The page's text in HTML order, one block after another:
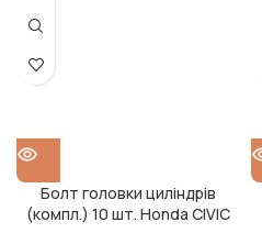
Болт головки циліндрів
(компл.) 10 шт. Honda CIVIC